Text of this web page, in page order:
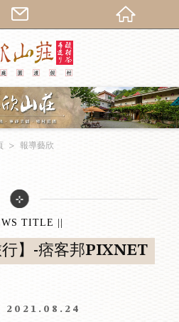
報導藝欣
TITLE ||
行】-痞客邦PIXNET
體中文